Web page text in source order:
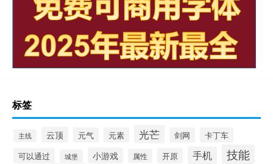
标签
主线 云顶 元气 元素 光芒 剑网
卡丁车
可以通过
城堡 小游戏 属性 开原 手机
技能